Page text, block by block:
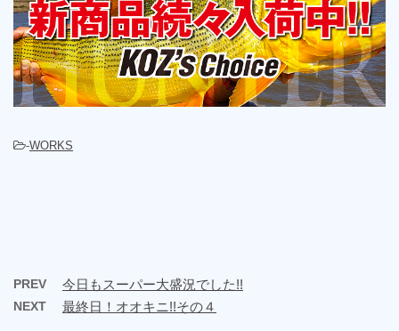
-WORKS
PREV 今日もスーパー大盛況でした!!
NEXT 最終日！オオキニ!!その４